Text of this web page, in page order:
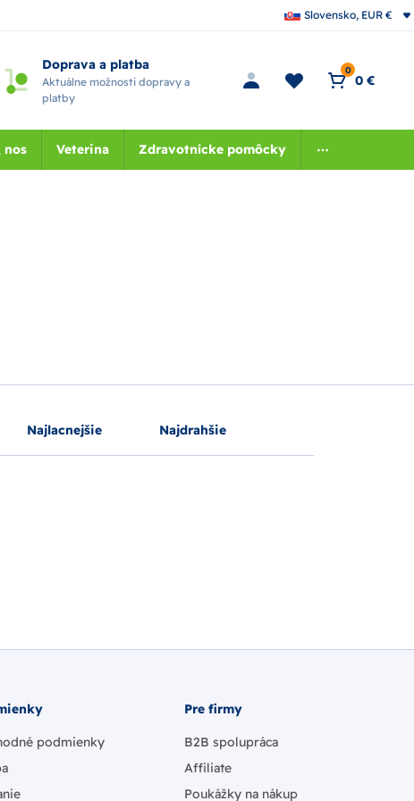
Slovensko, EUR €
Doprava a platba
Aktuálne možnosti dopravy a
platby
0
0 €
nos Veterina Zdravotnícke pomôcky
Najlacnejšie Najdrahšie
podmienky
Pre firmy
B2B spolupráca
Affiliate
Poukážky na nákup